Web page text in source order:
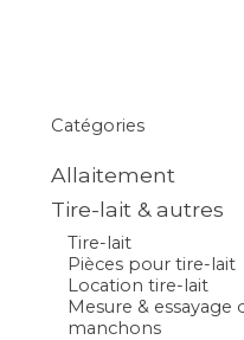
Catégories
Allaitement
Tire-lait & autres
Tire-lait
Pièces pour tire-lait
Location tire-lait
Mesure & essayage
manchons